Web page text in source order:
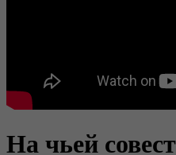
На чьей